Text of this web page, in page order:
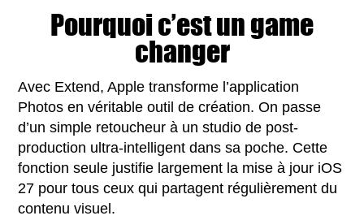
Pourquoi c’est un game
changer
Avec Extend, Apple transforme l’application
Photos en véritable outil de création. On passe
d’un simple retoucheur à un studio de post-
production ultra-intelligent dans sa poche. Cette
fonction seule justifie largement la mise à jour iOS
27 pour tous ceux qui partagent régulièrement du
contenu visuel.